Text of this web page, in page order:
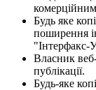
Будь яке
поширення
"Інтерфакс-
Власник
публікації.
Будь-яке